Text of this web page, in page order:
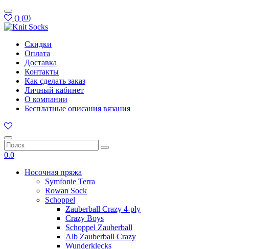
() (0)
Скидки
Оплата
Доставка
Контакты
Как сделать заказ
Личный кабинет
О компании
Бесплатные описания вязания
0.0
Носочная пряжа
Symfonie Terra
Rowan Sock
Schoppel
Zauberball Crazy 4-ply
Crazy Boys
Schoppel Zauberball
Alb Zauberball Crazy
Wunderklecks